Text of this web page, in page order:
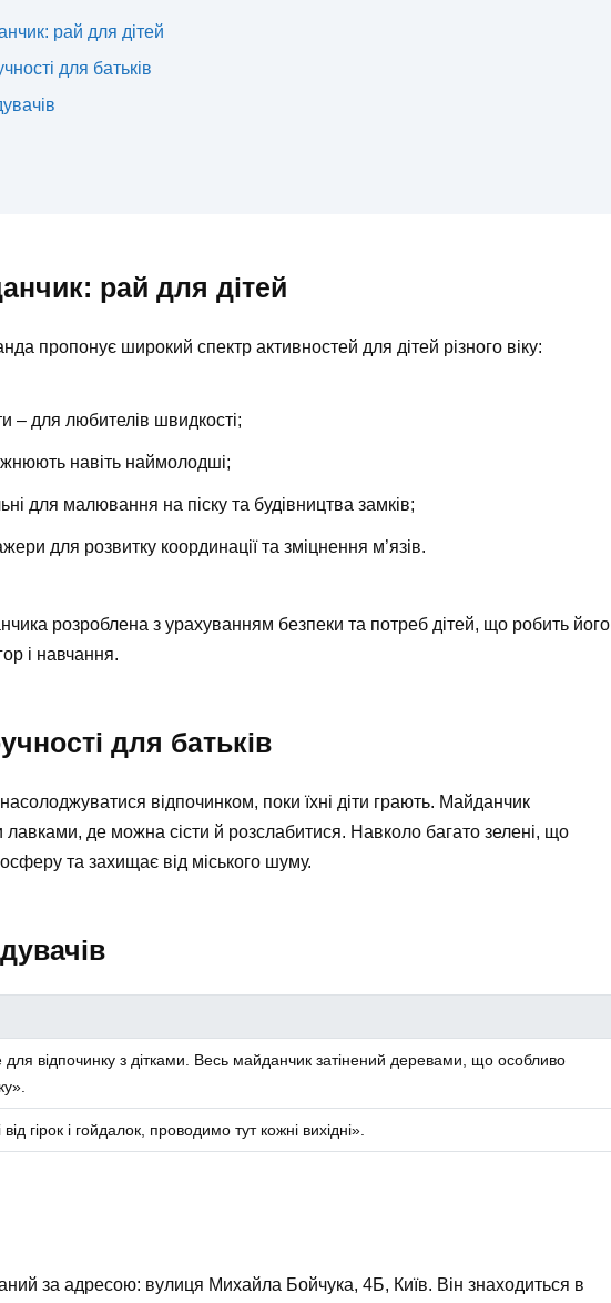
рай для дітей
для батьків
рай для дітей
пропонує широкий спектр активностей для дітей різного віку:
– для любителів швидкості;
навіть наймолодші;
для малювання на піску та будівництва замків;
для розвитку координації та зміцнення м’язів.
розроблена з урахуванням безпеки та потреб дітей, що робить його
і навчання.
для батьків
відпочинком, поки їхні діти грають. Майданчик
де можна сісти й розслабитися. Навколо багато зелені, що
та захищає від міського шуму.
для відпочинку з дітками. Весь майданчик затінений деревами, що особливо
від гірок і гойдалок, проводимо тут кожні вихідні».
за адресою: вулиця Михайла Бойчука, 4Б, Київ. Він знаходиться в